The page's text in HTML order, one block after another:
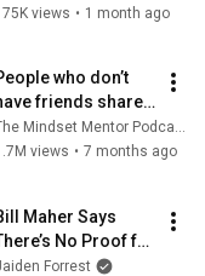
the
views • 1 month ago
who don’t
friends share
five
traits
The Mindset Mentor Podcast
views • 7 months ago
Maher Says
No Proof for
Then THIS
Forrest